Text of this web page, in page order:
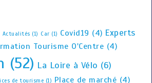
Actualités (1) Car (1) Covid19 (4) Experts
Tourisme O'Centre (4)
(52) La Loire à Vélo (6)
de tourisme (1) Place de marché (4)